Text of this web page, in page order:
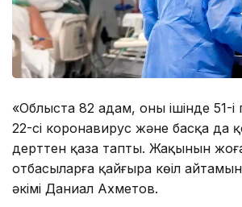
«Облыста 82 адам, оның ішінде 51-
22-сі коронавирус және басқа да
дерттен қаза тапты. Жақынын
отбасыларға қайғыра көңіл
әкімі Даниал Ахметов.